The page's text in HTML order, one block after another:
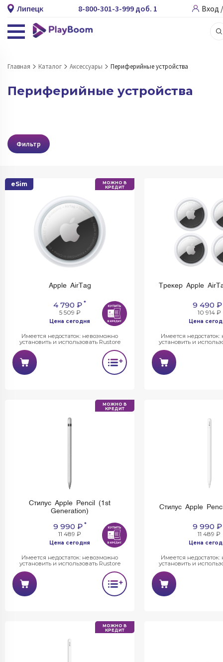
Липецк 8-800-301-3-999 доб. 1 Вход
Главная Каталог Аксессуары Периферийные устройства
Периферийные устройства
Фильтр
eSim
МОЖНО В
КРЕДИТ
Apple AirTag
4 790 ₽ *
5 509 ₽
Цена сегодня
Имеется недостаток: невозможно
установить и использовать Rustore
Трекер Apple
9 490 ₽
10 914 ₽
Цена
Имеется
установить и
МОЖНО В
КРЕДИТ
Стилус Apple Pencil (1st
Generation)
9 990 ₽*
11 489 ₽
Цена сегодня
Имеется недостаток: невозможно
установить и использовать Rustore
Стилус Apple
9 990 ₽
11 489 ₽
Цена
Имеется
установить и
МОЖНО В
КРЕДИТ